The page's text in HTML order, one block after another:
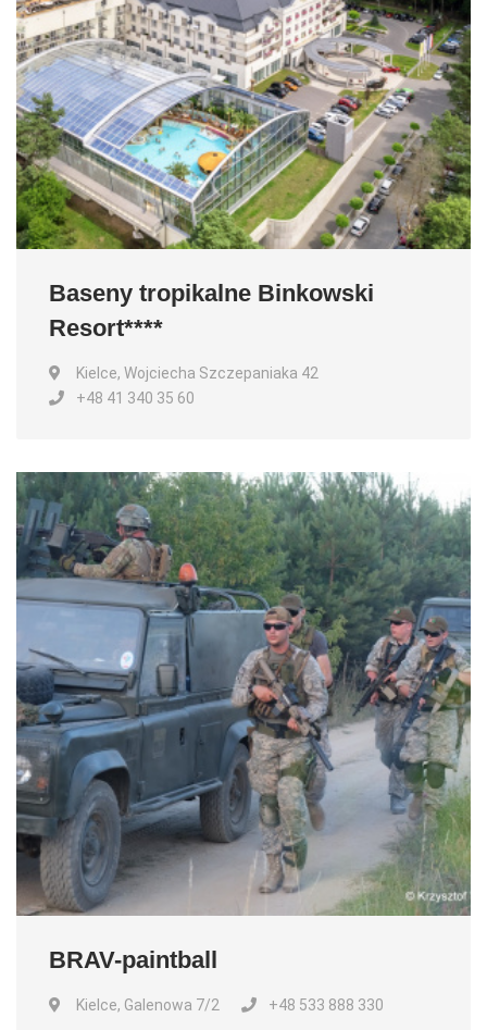
Baseny tropikalne Binkowski
Resort****
Kielce, Wojciecha Szczepaniaka 42
+48 41 340 35 60
BRAV-paintball
Kielce, Galenowa 7/2 +48 533 888 330